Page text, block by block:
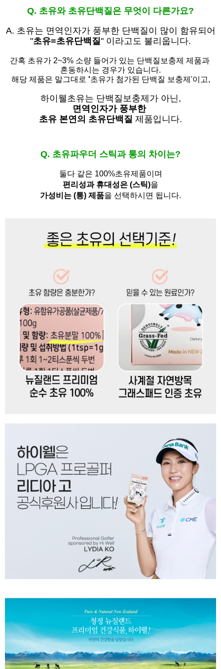
Q. 초유와 초유단백질은 무엇이 다른가요?
A. 초유는 면역인자가 풍부한 단백질이 많이 함유되어
"초유=초유단백질 " 이라고도 불리웁니다.
간혹 초유가 2~3% 소량 들어가 있는 단백질보충제 제품과
혼동하시는 경우가 있습니다.
해당 제품은 말그대로 '초유가 첨가된 단백질 보충제'이고,
하이웰초유는 단백질보충제가 아닌,
면역인자가 풍부한
초유 본연의 초유단백질 제품입니다.
Q. 초유파우더 스틱과 통의 차이는?
둘다 같은 100%초유제품이며
편리성과 휴대성은 (스틱)을
가성비는 (통) 제품을 선택하시면 됩니다.